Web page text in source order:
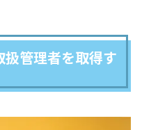
管理者を取得す